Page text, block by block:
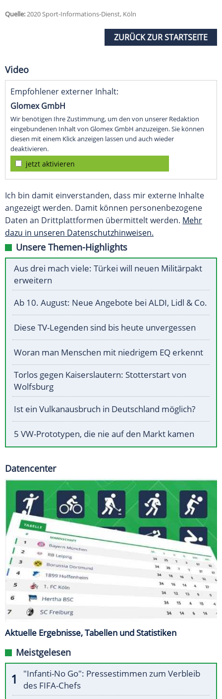
Quelle:2020 Sport-Informations-Dienst, Köln
ZURÜCK ZUR STARTSEITE
Video
Empfohlener externer Inhalt:
Glomex GmbH
Wir benötigen Ihre Zustimmung, um den von unserer Redaktion
eingebundenen Inhalt von Glomex GmbH anzuzeigen. Sie können
diesen mit einem Klick anzeigen lassen und auch wieder
deaktivieren.
jetzt aktivieren
Ich bin damit einverstanden, dass mir externe Inhalte
angezeigt werden. Damit können personenbezogene
Daten an Drittplattformen übermittelt werden. Mehr
dazu in unseren Datenschutzhinweisen.
Unsere Themen-Highlights
Aus drei mach viele: Türkei will neuen Militärpakt
erweitern
Ab 10. August: Neue Angebote bei ALDI, Lidl & Co.
Diese TV-Legenden sind bis heute unvergessen
Woran man Menschen mit niedrigem EQ erkennt
Torlos gegen Kaiserslautern: Stotterstart von
Wolfsburg
Ist ein Vulkanausbruch in Deutschland möglich?
5 VW-Prototypen, die nie auf den Markt kamen
Datencenter
Aktuelle Ergebnisse, Tabellen und Statistiken
Meistgelesen
"Infanti-No Go": Pressestimmen zum Verbleib
des FIFA-Chefs